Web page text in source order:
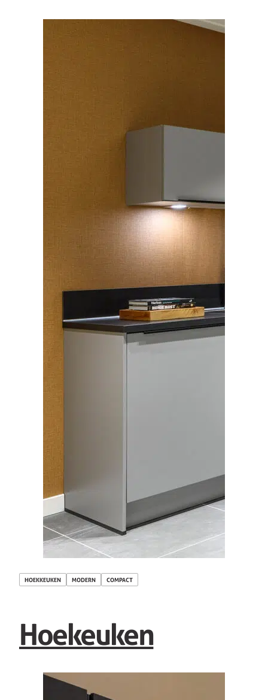
HOEKKEUKEN MODERN COMPACT
Hoekeuken